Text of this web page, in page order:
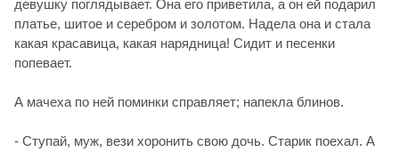
девушку поглядывает. Она его приветила, а он ей подарил
платье, шитое и серебром и золотом. Надела она и стала
какая красавица, какая нарядница! Сидит и песенки
попевает.
А мачеха по ней поминки справляет; напекла блинов.
- Ступай, муж, вези хоронить свою дочь. Старик поехал. А